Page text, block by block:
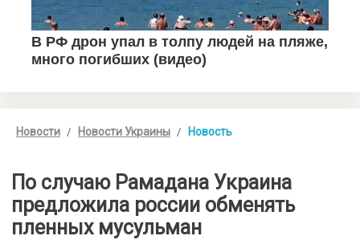
Новости Новости Украины Новость
По случаю Рамадана Украина
предложила россии обменять
пленных мусульман